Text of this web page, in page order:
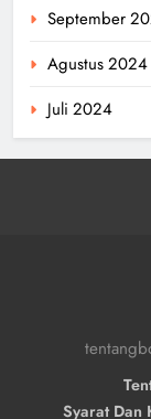
September
Agustus 2024
Juli 2024
Syarat Dan